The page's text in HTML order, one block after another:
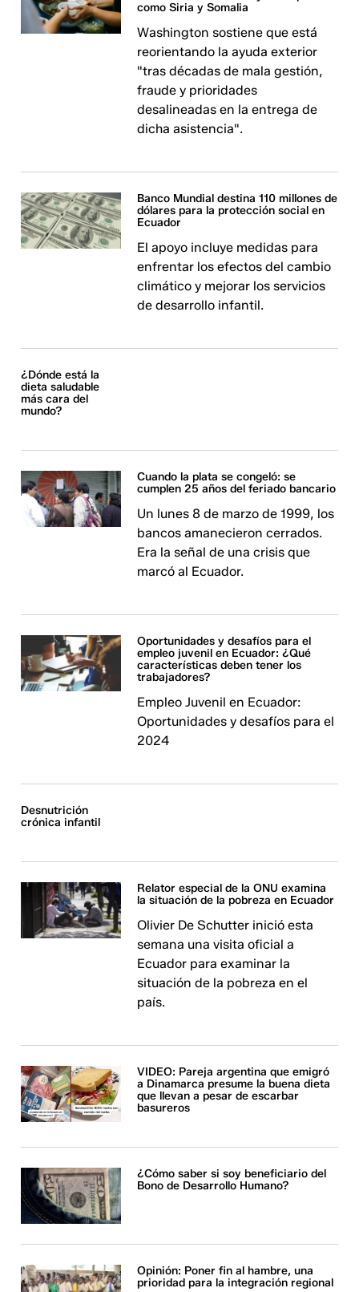
como Siria y Somalia
Washington sostiene que está
reorientando la ayuda exterior
"tras décadas de mala gestión,
fraude y prioridades
desalineadas en la entrega de
dicha asistencia".
Banco Mundial destina 110 millones de
dólares para la protección social en
Ecuador
El apoyo incluye medidas para
enfrentar los efectos del cambio
climático y mejorar los servicios
de desarrollo infantil.
¿Dónde está la
dieta saludable
más cara del
mundo?
Cuando la plata se congeló: se
cumplen 25 años del feriado bancario
Un lunes 8 de marzo de 1999, los
bancos amanecieron cerrados.
Era la señal de una crisis que
marcó al Ecuador.
Oportunidades y desafíos para el
empleo juvenil en Ecuador: ¿Qué
características deben tener los
trabajadores?
Empleo Juvenil en Ecuador:
Oportunidades y desafíos para el
2024
Desnutrición
crónica infantil
Relator especial de la ONU examina
la situación de la pobreza en Ecuador
Olivier De Schutter inició esta
semana una visita oficial a
Ecuador para examinar la
situación de la pobreza en el
país.
VIDEO: Pareja argentina que emigró
a Dinamarca presume la buena dieta
que llevan a pesar de escarbar
basureros
¿Cómo saber si soy beneficiario del
Bono de Desarrollo Humano?
Opinión: Poner fin al hambre, una
prioridad para la integración regional